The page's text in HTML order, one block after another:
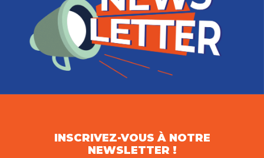
INSCRIVEZ-VOUS À NOTRE
NEWSLETTER !